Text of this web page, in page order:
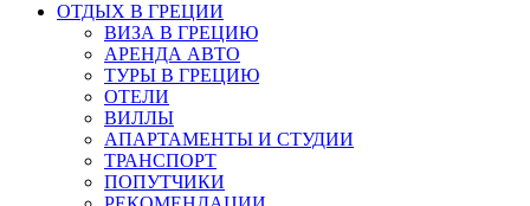
ОТДЫХ В ГРЕЦИИ
ВИЗА В ГРЕЦИЮ
АРЕНДА АВТО
ТУРЫ В ГРЕЦИЮ
ОТЕЛИ
ВИЛЛЫ
АПАРТАМЕНТЫ И СТУДИИ
ТРАНСПОРТ
ПОПУТЧИКИ